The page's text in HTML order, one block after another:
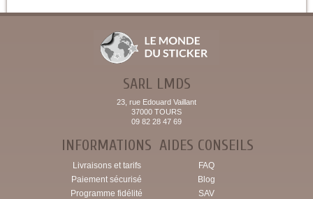
SARL LMDS
23, rue Edouard Vaillant
37000 TOURS
09 82 28 47 69
INFORMATIONS
Livraisons et tarifs
Paiement sécurisé
Programme fidélité
AIDES CONSEILS
FAQ
Blog
SAV